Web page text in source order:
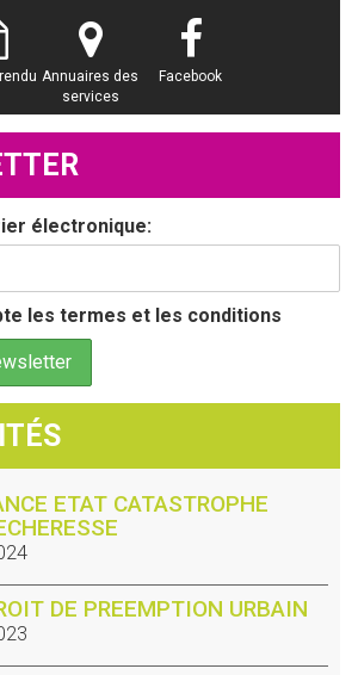
Annuaires des
services
Facebook
électronique:
les termes et les conditions
ETAT CATASTROPHE
DE PREEMPTION URBAIN